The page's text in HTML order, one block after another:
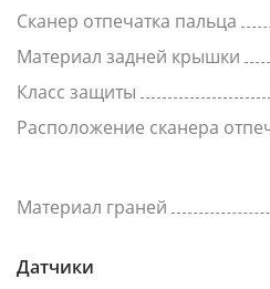
Сканер отпечатка пальца
Материал задней крышки
Класс защиты
Расположение сканера
Материал граней
Датчики